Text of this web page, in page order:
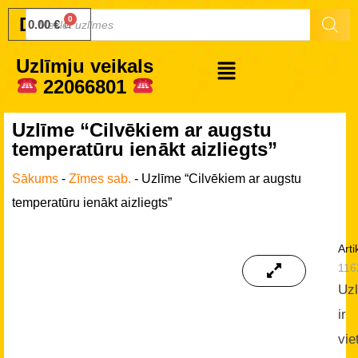
Druku.lv
0.00€
Uzlīmju veikals
22066801
Uzlīme “Cilvēkiem ar augstu
temperatūru ienākt aizliegts”
Sākums - Zīmes sab. - Uzlīme “Cilvēkiem ar augstu
temperatūru ienākt aizliegts”
ir